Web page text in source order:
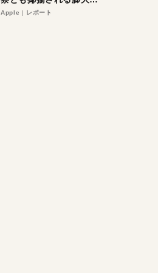
異議申し立て。対象は非
Apple レポート